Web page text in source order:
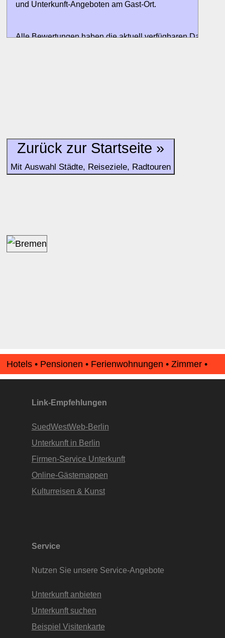
und Unterkunft-Angeboten am Gast-Ort.
Alle Bewertungen haben die aktuell verfügbaren Daten
Zurück zur Startseite »
Mit Auswahl Städte, Reiseziele, Radtouren
Hotels • Pensionen • Ferienwohnungen • Zimmer •
Apartments • www.Finde-Unterkunft.de
Link-Empfehlungen
SuedWestWeb-Berlin
Unterkunft in Berlin
Firmen-Service Unterkunft
Online-Gästemappen
Kulturreisen & Kunst
Service
Nutzen Sie unsere Service-Angebote
Unterkunft anbieten
Unterkunft suchen
Beispiel Visitenkarte